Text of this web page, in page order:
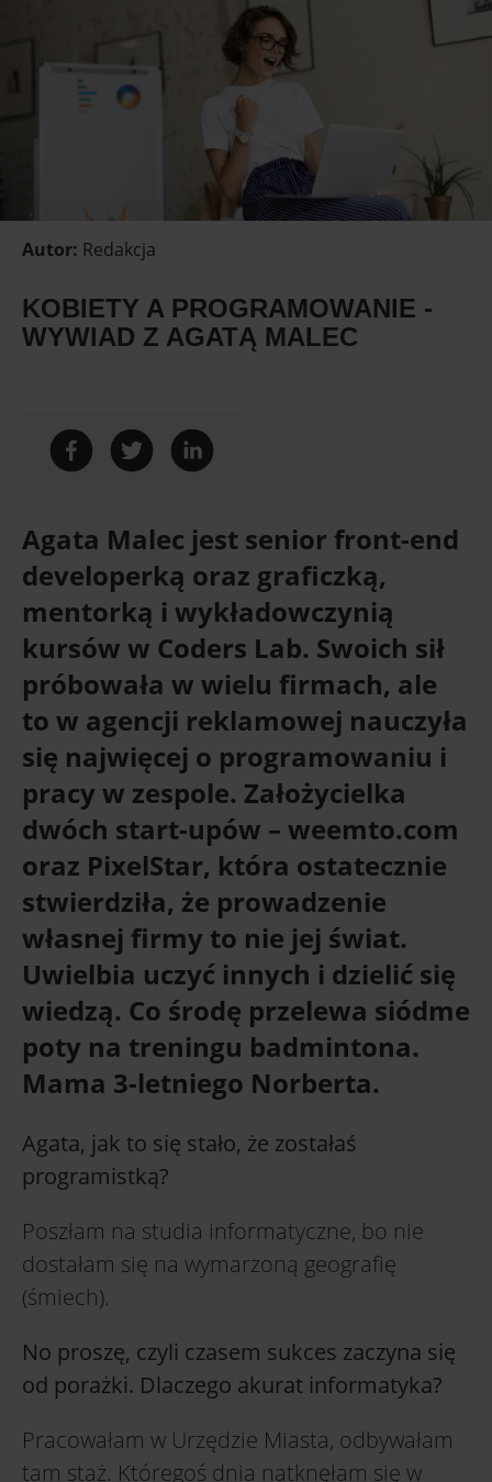
Autor: Redakcja
KOBIETY A PROGRAMOWANIE -
WYWIAD Z AGATĄ MALEC
Agata Malec jest senior front-end
developerką oraz graficzką,
mentorką i wykładowczynią
kursów w Coders Lab. Swoich sił
próbowała w wielu firmach, ale
to w agencji reklamowej nauczyła
się najwięcej o programowaniu i
pracy w zespole. Założycielka
dwóch start-upów – weemto.com
oraz PixelStar, która ostatecznie
stwierdziła, że prowadzenie
własnej firmy to nie jej świat.
Uwielbia uczyć innych i dzielić się
wiedzą. Co środę przelewa siódme
poty na treningu badmintona.
Mama 3-letniego Norberta.
Agata, jak to się stało, że zostałaś
programistką?
Poszłam na studia informatyczne, bo nie
dostałam się na wymarzoną geografię
(śmiech).
No proszę, czyli czasem sukces zaczyna się
od porażki. Dlaczego akurat informatyka?
Pracowałam w Urzędzie Miasta, odbywałam
tam staż. Któregoś dnia natknęłam się w